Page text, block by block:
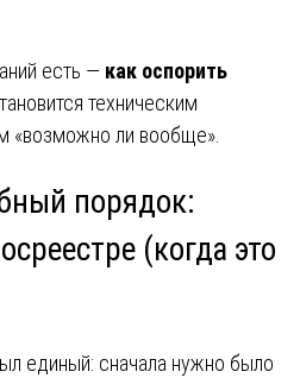
есть — как оспорить
техническим
«возможно ли вообще».
порядок:
(когда это
единый: сначала нужно было